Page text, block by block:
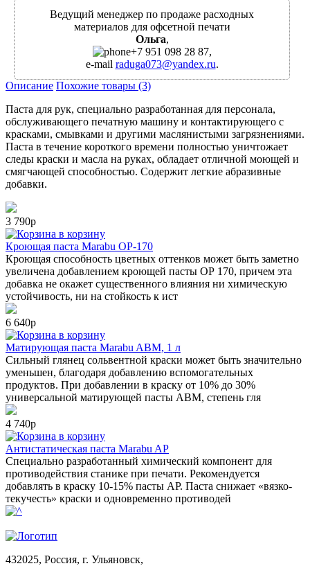
Ведущий менеджер по продаже расходных
материалов для офсетной печати
Ольга,
+7 951 098 28 87,
e-mail raduga073@yandex.ru.
Описание Похожие товары (3)
Паста для рук, специально разработанная для персонала,
обслуживающего печатную машину и контактирующего с
красками, смывками и другими маслянистыми загрязнениями.
Паста в течение короткого времени полностью уничтожает
следы краски и масла на руках, обладает отличной моющей и
смягчающей способностью. Содержит легкие абразивные
добавки.
3 790р
в корзину
Кроющая паста Marabu OP-170
Кроющая способность цветных оттенков может быть заметно
увеличена добавлением кроющей пасты ОР 170, причем эта
добавка не окажет существенного влияния ни химическую
устойчивость, ни на стойкость к ист
6 640р
в корзину
Матирующая паста Marabu ABM, 1 л
Сильный глянец сольвентной краски может быть значительно
уменьшен, благодаря добавлению вспомогательных
продуктов. При добавлении в краску от 10% до 30%
универсальной матирующей пасты ABM, степень гля
4 740р
в корзину
Антистатическая паста Marabu AP
Специально разработанный химический компонент для
противодействия станике при печати. Рекомендуется
добавлять в краску 10-15% пасты АР. Паста снижает «вязко-
текучесть» краски и одновременно противодей
432025, Россия, г. Ульяновск,